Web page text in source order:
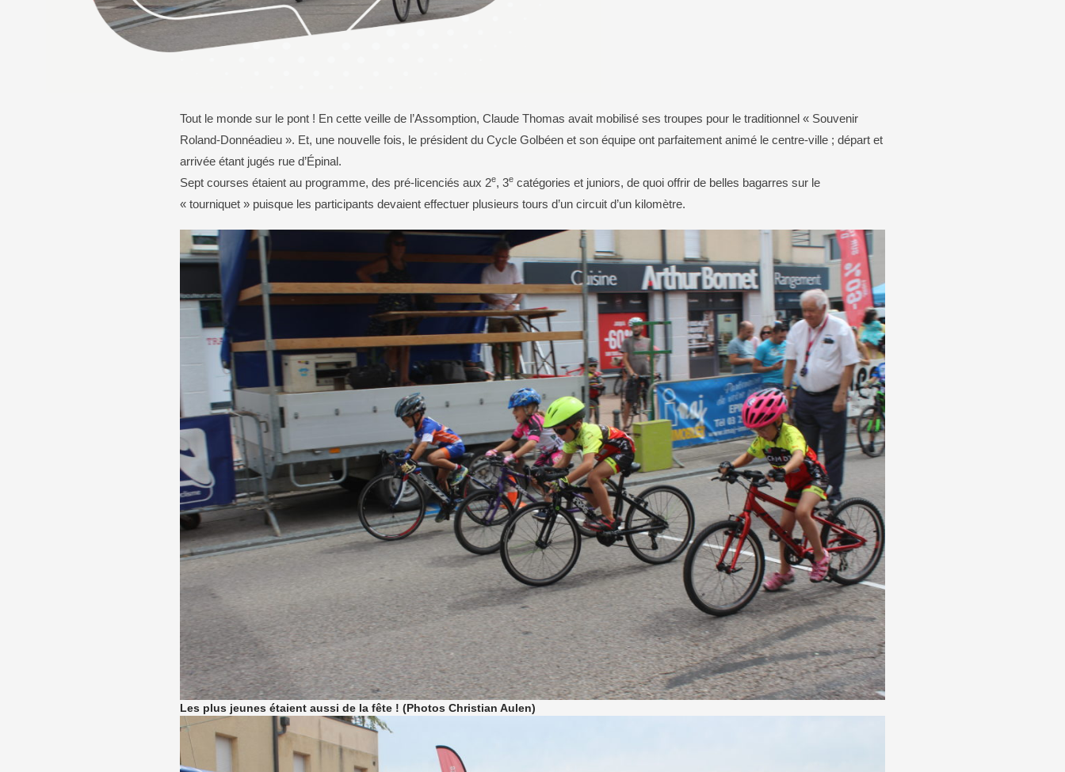
Calendrier des élections
Police Municipale
Le CHI
En bus
À vélo
Aides pour les jeunes
Aides pour les familles
Aides pour les personnes en difficulté
Les arrêtés
La déchèterie
La collecte des déchets
Le parc photovoltaïque
Tout le monde sur le pont ! En cette veille de l’Assomption, Claude Thomas avait mobilisé ses troupes pour le traditionnel « Souvenir
Roland-Donnéadieu ». Et, une nouvelle fois, le président du Cycle Golbéen et son équipe ont parfaitement animé le centre-ville ; départ et
arrivée étant jugés rue d’Épinal.
Sept courses étaient au programme, des pré-licenciés aux 2e, 3e catégories et juniors, de quoi offrir de belles bagarres sur le
« tourniquet » puisque les participants devaient effectuer plusieurs tours d’un circuit d’un kilomètre.
Les plus jeunes étaient aussi de la fête ! (Photos Christian Aulen)